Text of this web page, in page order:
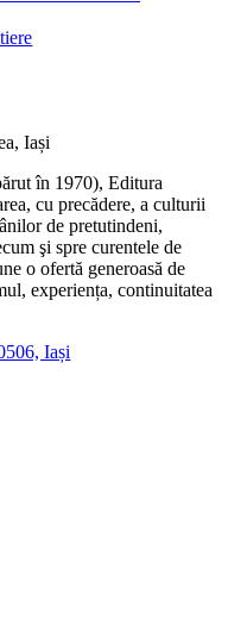
în 1970), Editura
cu precădere, a culturii
de pretutindeni,
şi spre curentele de
o ofertă generoasă de
experiența, continuitatea
Iași